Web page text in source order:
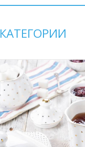
КАТЕГОРИИ